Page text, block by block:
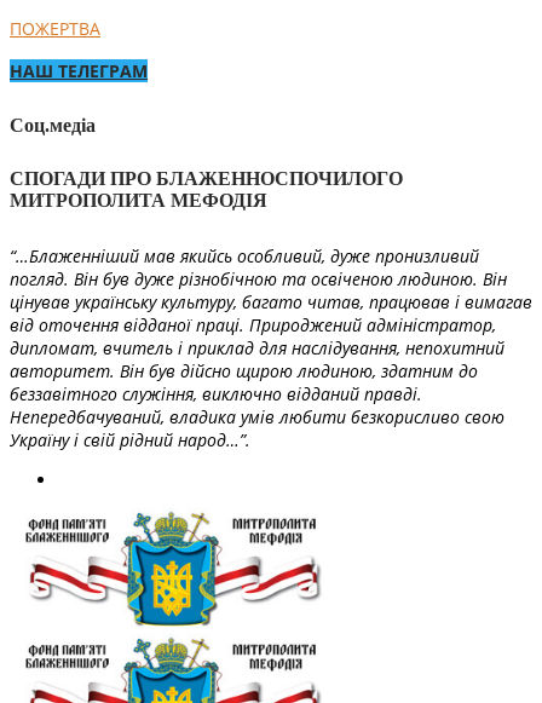
ПОЖЕРТВА
НАШ ТЕЛЕГРАМ
Соц.медіа
СПОГАДИ ПРО БЛАЖЕННОСПОЧИЛОГО
МИТРОПОЛИТА МЕФОДІЯ
“…Блаженніший мав якийсь особливий, дуже пронизливий
погляд. Він був дуже різнобічною та освіченою людиною. Він
цінував українську культуру, багато читав, працював і вимагав
від оточення відданої праці. Природжений адміністратор,
дипломат, вчитель і приклад для наслідування, непохитний
авторитет. Він був дійсно щирою людиною, здатним до
беззавітного служіння, виключно відданий правді.
Непередбачуваний, владика умів любити безкорисливо свою
Україну і свій рідний народ…”.